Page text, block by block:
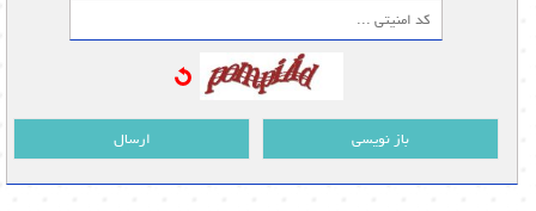
ارسال باز نویسی